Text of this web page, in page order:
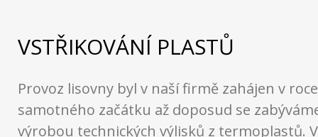
VSTŘIKOVÁNÍ PLASTŮ
Provoz lisovny byl v naší firmě zahájen v
samotného začátku až doposud se
výrobou technických výlisků z termoplastů.